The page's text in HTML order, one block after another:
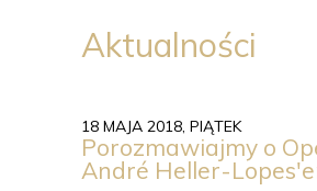
Aktualności
18 MAJA 2018, PIĄTEK
Porozmawiajmy o
André Heller-